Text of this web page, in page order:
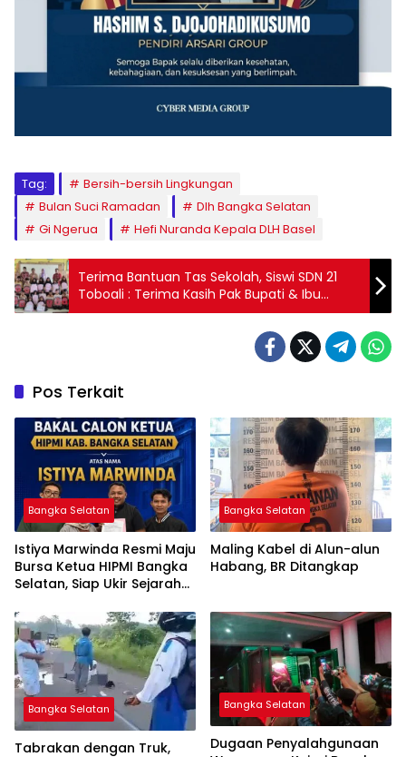
Tag:
Bersih-bersih Lingkungan
Bulan Suci Ramadan
Dlh Bangka Selatan
Gi Ngerua
Hefi Nuranda Kepala DLH Basel
Terima Bantuan Tas Sekolah, Siswi SDN 21
Toboali : Terima Kasih Pak Bupati & Ibu
Bupati
Pos Terkait
Bangka Selatan
Istiya Marwinda Resmi Maju
Bursa Ketua HIPMI Bangka
Selatan, Siap Ukir Sejarah
Pertama
Bangka Selatan
Maling Kabel di Alun-alun
Habang, BR Ditangkap
Bangka Selatan
Tabrakan dengan Truk,
Bangka Selatan
Dugaan Penyalahgunaan